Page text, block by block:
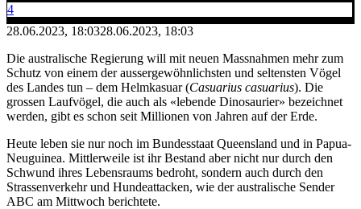
4
28.06.2023, 18:0328.06.2023, 18:03
Die australische Regierung will mit neuen Massnahmen mehr zum
Schutz von einem der aussergewöhnlichsten und seltensten Vögel
des Landes tun – dem Helmkasuar (Casuarius casuarius). Die
grossen Laufvögel, die auch als «lebende Dinosaurier» bezeichnet
werden, gibt es schon seit Millionen von Jahren auf der Erde.
Heute leben sie nur noch im Bundesstaat Queensland und in Papua-
Neuguinea. Mittlerweile ist ihr Bestand aber nicht nur durch den
Schwund ihres Lebensraums bedroht, sondern auch durch den
Strassenverkehr und Hundeattacken, wie der australische Sender
ABC am Mittwoch berichtete.